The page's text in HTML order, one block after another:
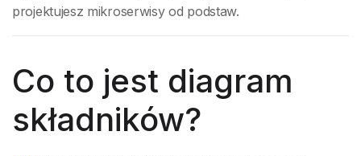
projektujesz mikroserwisy od podstaw.
Co to jest diagram
składników?